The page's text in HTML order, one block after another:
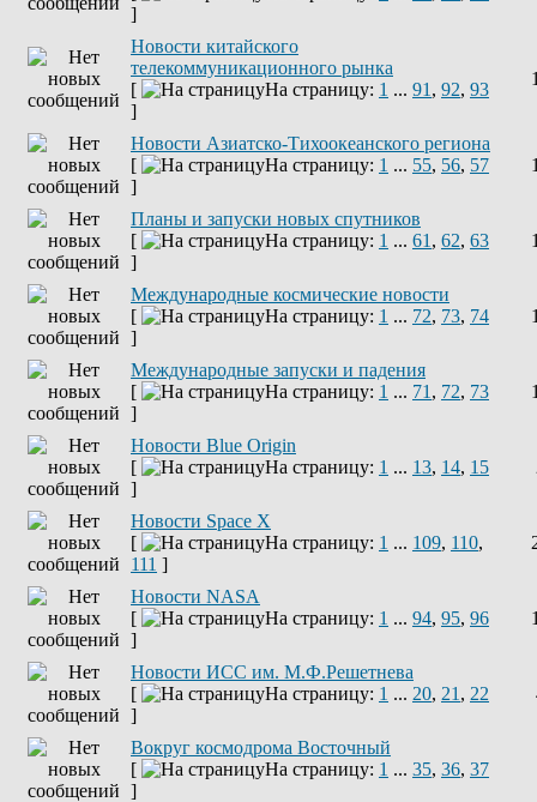
]
Новости китайского
телекоммуникационного рынка
[
На страницу: 1 ... 91 , 92, 93
]
Новости Азиатско-Тихоокеанского региона
[
На страницу: 1 ... 55, 56, 57
]
Планы и запуски новых спутников
[
На страницу: 1 ... 61 , 62, 63
]
Международные космические новости
[
На страницу: 1 ... 72, 73, 74
]
Международные запуски и падения
[
На страницу: 1 ... 71 , 72, 73
]
Новости Blue Origin
[
На страницу: 1 ... 13, 14, 15
]
Новости Space X
[
На страницу: 1 ... 109, 110,
111 ]
Новости NASA
[
На страницу: 1 ... 94, 95, 96
]
Новости ИСС им. М.Ф.Решетнева
[
На страницу: 1 ... 20, 21 , 22
]
Вокруг космодрома Восточный
[
На страницу: 1 ... 35, 36, 37
]